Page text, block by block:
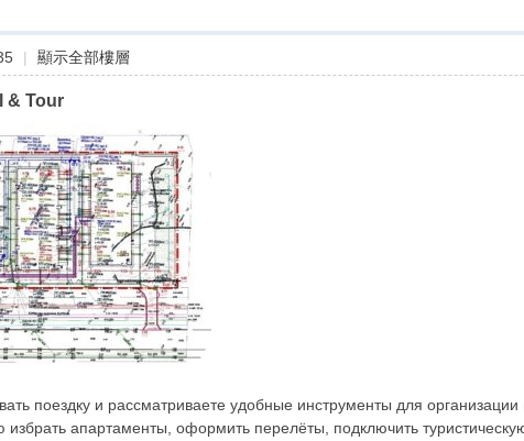
| 顯示全部樓層
& Tour
поездку и рассматриваете удобные инструменты для
апартаменты, оформить перелёты, подключить